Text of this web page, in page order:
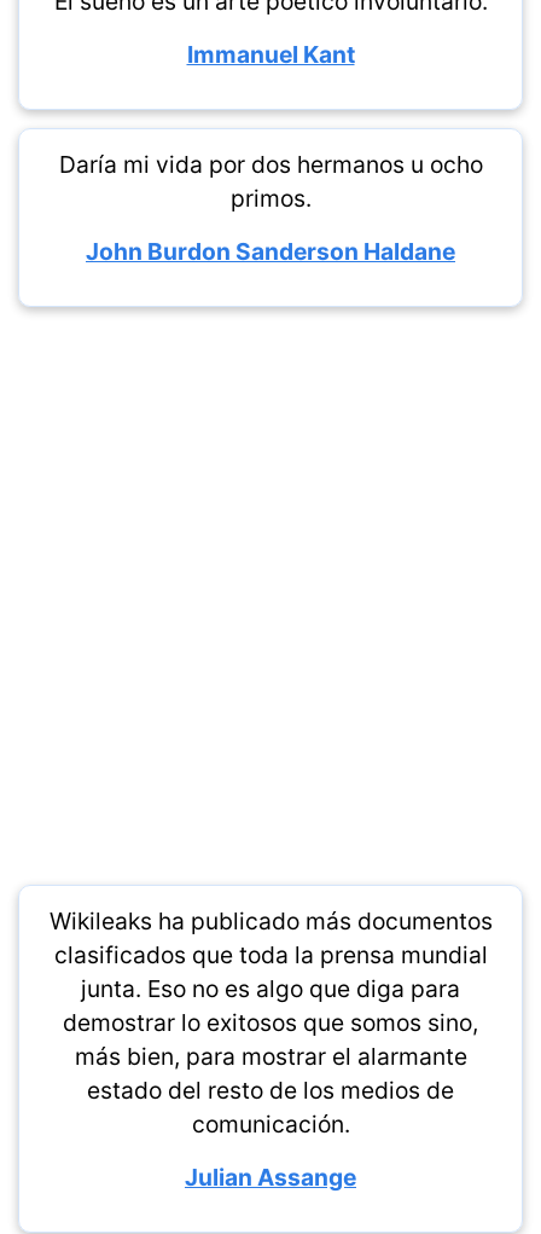
Immanuel Kant
Daría mi vida por dos hermanos u ocho
primos.
John Burdon Sanderson Haldane
Wikileaks ha publicado más documentos
clasificados que toda la prensa mundial
junta. Eso no es algo que diga para
demostrar lo exitosos que somos sino,
más bien, para mostrar el alarmante
estado del resto de los medios de
comunicación.
Julian Assange